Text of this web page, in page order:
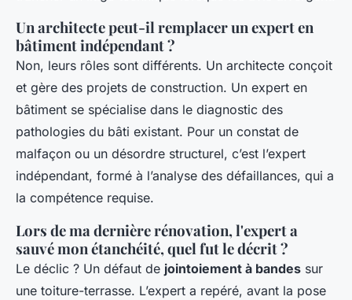
Un architecte peut-il remplacer un expert en
bâtiment indépendant ?
Non, leurs rôles sont différents. Un architecte conçoit
et gère des projets de construction. Un expert en
bâtiment se spécialise dans le diagnostic des
pathologies du bâti existant. Pour un constat de
malfaçon ou un désordre structurel, c’est l’expert
indépendant, formé à l’analyse des défaillances, qui a
la compétence requise.
Lors de ma dernière rénovation, l'expert a
sauvé mon étanchéité, quel fut le décrit ?
Le déclic ? Un défaut de jointoiement à bandes sur
une toiture-terrasse. L’expert a repéré, avant la pose